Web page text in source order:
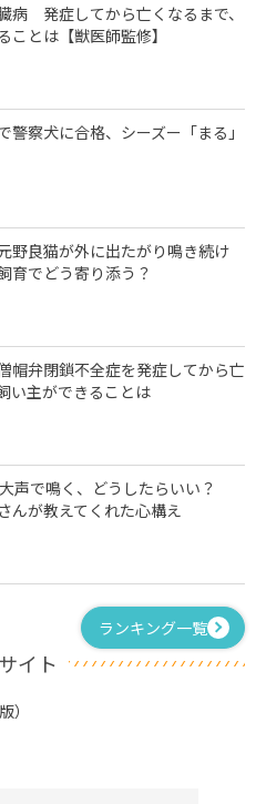
病 発症してから亡くなるまで、
ことは【獣医師監修】
警察犬に合格、シーズー「まる」
野良猫が外に出たがり鳴き続け
でどう寄り添う？
弁閉鎖不全症を発症してから亡
い主ができることは
声で鳴く、どうしたらいい？
んが教えてくれた心構え
ランキング一覧
イト
）